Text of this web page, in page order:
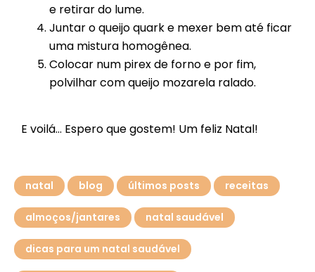
e retirar do lume.
Juntar o queijo quark e mexer bem até ficar
uma mistura homogênea.
Colocar num pirex de forno e por fim,
polvilhar com queijo mozarela ralado.
E voilá… Espero que gostem! Um feliz Natal!
natal blog últimos posts receitas
almoços/jantares natal saudável
dicas para um natal saudável